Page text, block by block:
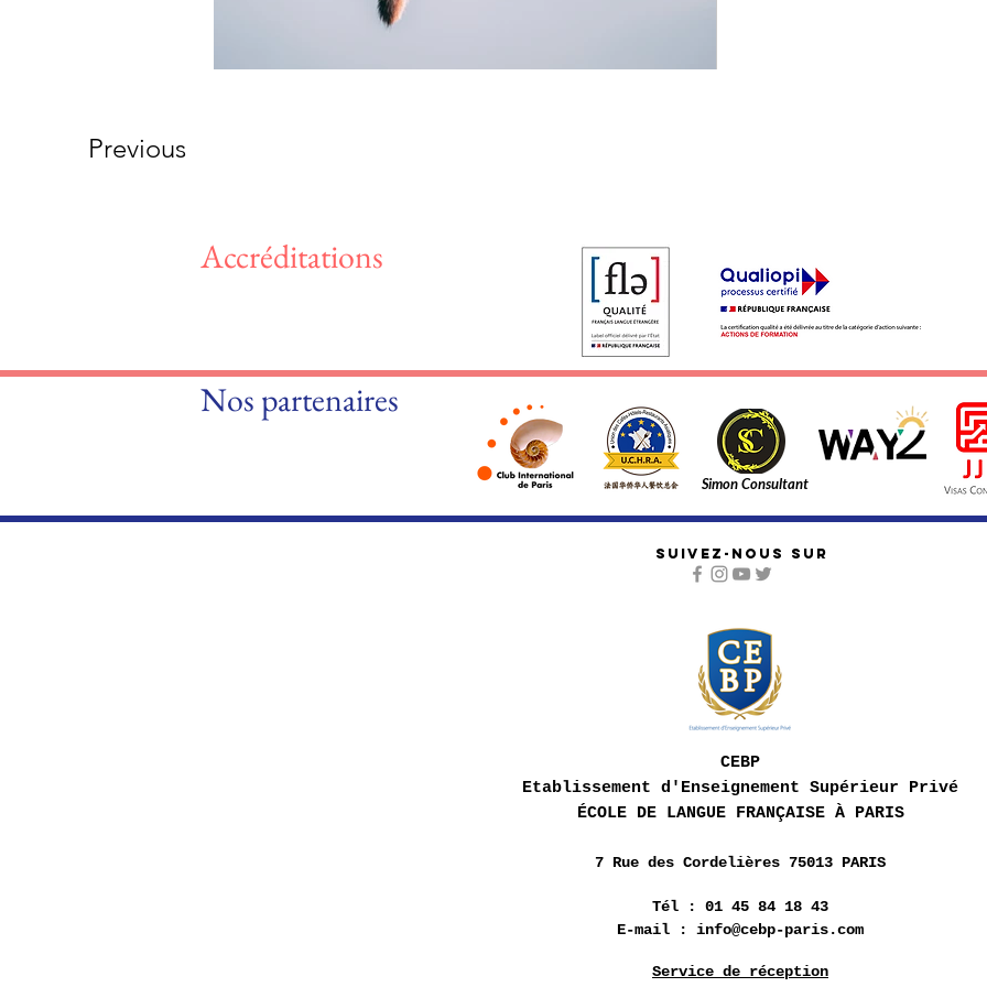
Previous
Accréditations
Nos partenaires
Simon Consultant
SUIVEZ-NOUS SUR
CEBP
Etablissement d'Enseignement Supérieur Privé
ÉCOLE DE LANGUE FRANÇAISE À PARIS
7 Rue des Cordelières 75013 PARIS
Tél : 01 45 84 18 43
E-mail : info@cebp-paris.com
Service de réception